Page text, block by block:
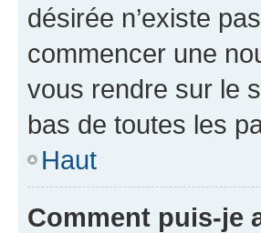
désirée n’existe
commencer une
vous rendre sur le
bas de toutes les
Haut
Comment puis-je